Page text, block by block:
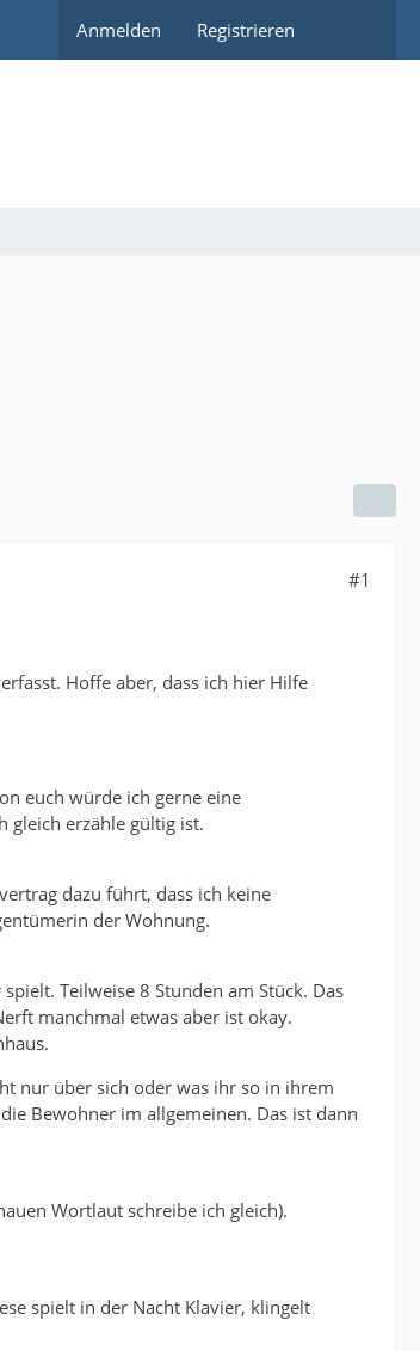
Anmelden Registrieren
#1
Hoffe aber, dass ich hier Hilfe
euch würde ich gerne eine
gleich erzähle gültig ist.
dazu führt, dass ich keine
der Wohnung.
Teilweise 8 Stunden am Stück. Das
manchmal etwas aber ist okay.
nur über sich oder was ihr so in ihrem
Bewohner im allgemeinen. Das ist dann
Wortlaut schreibe ich gleich).
spielt in der Nacht Klavier, klingelt